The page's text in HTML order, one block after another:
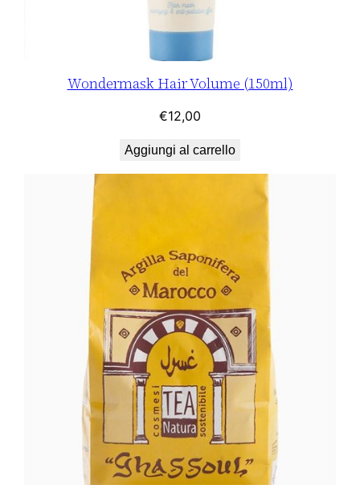
Wondermask Hair Volume (150ml)
€12,00
Aggiungi al carrello